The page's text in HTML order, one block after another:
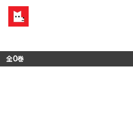
全0巻